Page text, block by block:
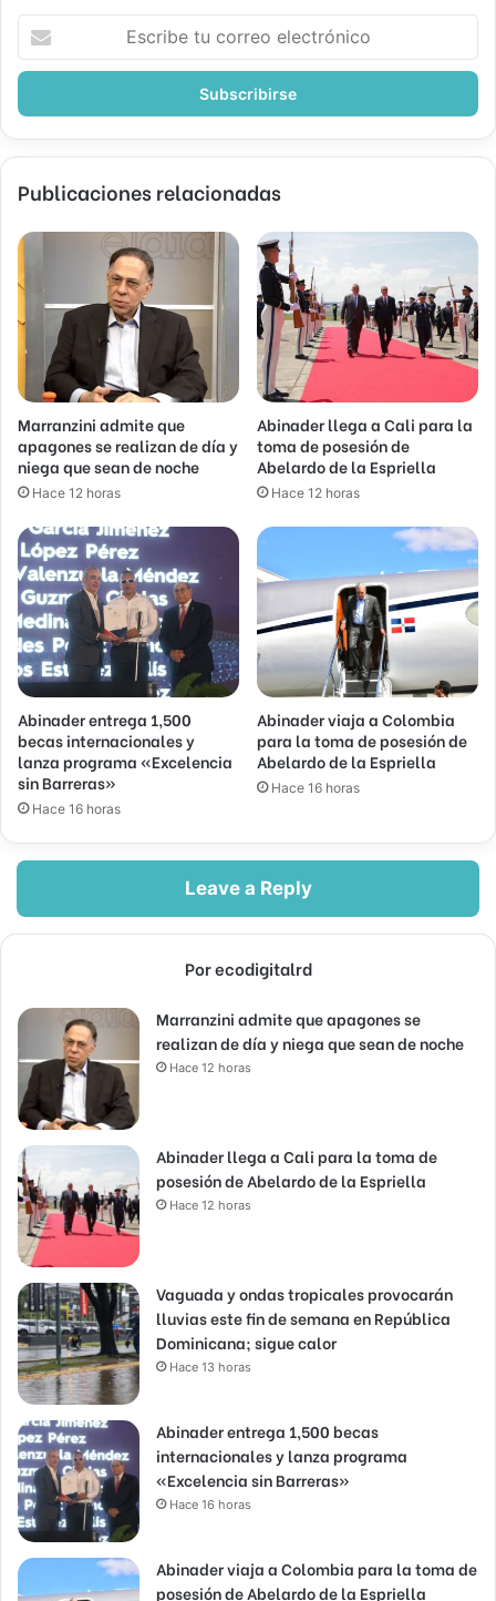
correo
Publicaciones relacionadas
Marranzini admite que
apagones se realizan de día y
niega que sean de noche
Hace 12 horas
Abinader llega a Cali para la
toma de posesión de
Abelardo de la Espriella
Hace 12 horas
Abinader entrega 1,500
becas internacionales y
lanza programa «Excelencia
sin Barreras»
Hace 16 horas
Abinader viaja a Colombia
para la toma de posesión de
Abelardo de la Espriella
Hace 16 horas
Leave a Reply
Por ecodigitalrd
Marranzini admite que apagones se
realizan de día y niega que sean de noche
Hace 12 horas
Abinader llega a Cali para la toma de
posesión de Abelardo de la Espriella
Hace 12 horas
Vaguada y ondas tropicales provocarán
lluvias este fin de semana en República
Dominicana; sigue calor
Hace 13 horas
Abinader entrega 1,500 becas
internacionales y lanza programa
«Excelencia sin Barreras»
Hace 16 horas
Abinader viaja a Colombia para la toma de
posesión de Abelardo de la Espriella